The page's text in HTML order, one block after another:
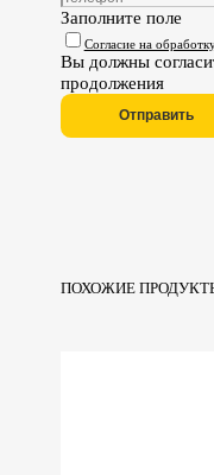
Заполните поле
Согласие на
Вы должны
продолжения
Отправить
ПОХОЖИЕ